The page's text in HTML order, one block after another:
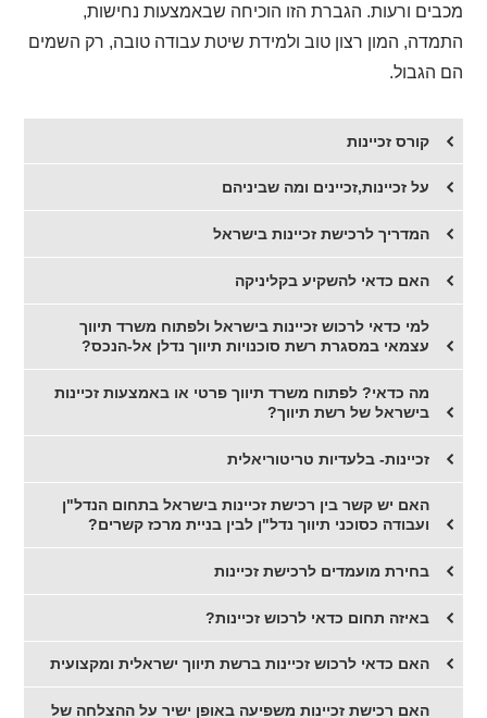
מכבים ורעות. הגברת הזו הוכיחה שבאמצעות נחישות,
התמדה, המון רצון טוב ולמידת שיטת עבודה טובה, רק השמים
הם הגבול.
קורס זכיינות
על זכיינות,זכיינים ומה שביניהם
המדריך לרכישת זכיינות בישראל
האם כדאי להשקיע בקליניקה
​למי כדאי לרכוש זכיינות בישראל ולפתוח משרד תיווך
עצמאי במסגרת רשת סוכנויות תיווך נדלן אל-הנכס?
​מה כדאי? לפתוח משרד תיווך פרטי או באמצעות זכיינות
בישראל של רשת תיווך?
זכיינות- בלעדיות טריטוריאלית
האם יש קשר בין רכישת זכיינות בישראל בתחום הנדל"ן
ועבודה כסוכני תיווך נדל"ן לבין בניית מרכז קשרים?
בחירת מועמדים לרכישת זכיינות
באיזה תחום כדאי לרכוש זכיינות?
האם כדאי לרכוש זכיינות ברשת תיווך ישראלית ומקצועית
האם רכישת זכיינות משפיעה באופן ישיר על ההצלחה של